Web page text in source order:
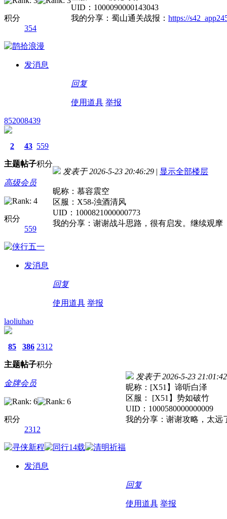
积分
354
发消息
UID：1000090000143043
我的分享：蜀山通关战报： https://
回复
使用道具 举报
852008439
2
主题
43
帖子
559
积分
高级会员
积分
559
发消息
发表于 2026-5-23 20:46:29 | 显示全部楼层
昵称：慕容震空
区服：X58-浊酒清风
UID：1000821000000773
我的分享：谢谢战斗思路，很有启发。继续观摩
回复
使用道具 举报
laoliuhao
85
主题
386
帖子
2312
积分
金牌会员
积分
2312
发消息
发表于 2026-5-23 21:01:42
昵称：[X51】谛听白泽
区服： [X51】势如破竹
UID：1000580000000009
我的分享：谢谢攻略，太远
回复
使用道具 举报